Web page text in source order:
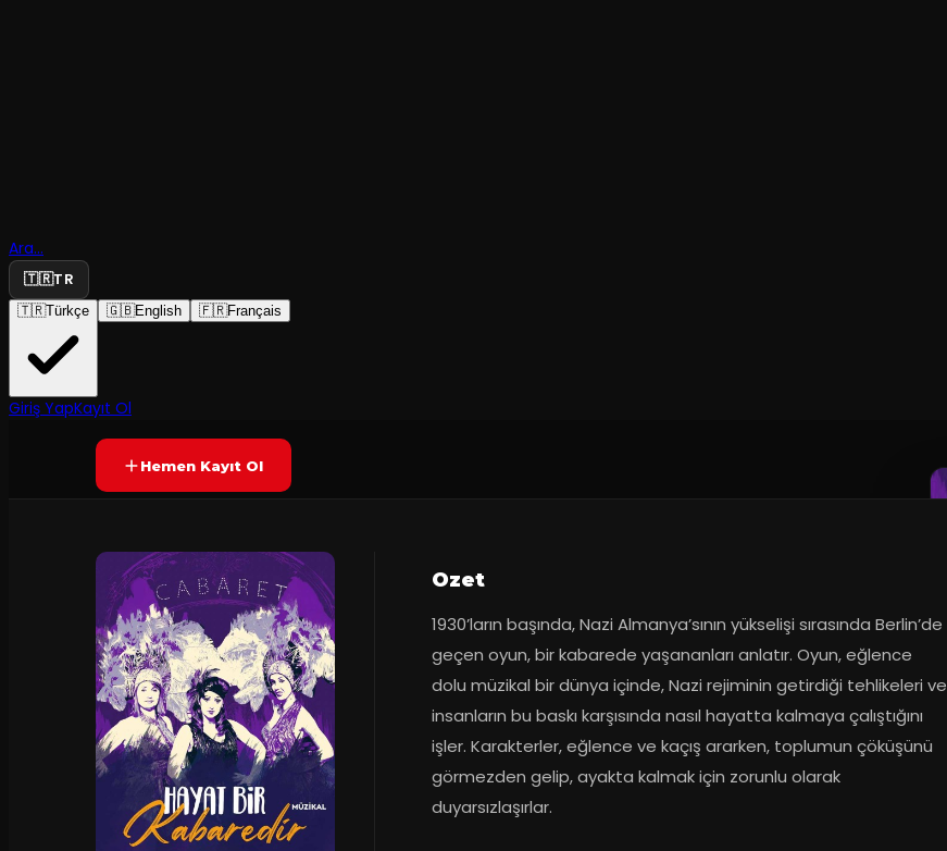
Ara...
🇹🇷TR
🇹🇷Türkçe 🇬🇧English 🇫🇷Français
Giriş YapKayıt Ol
Kabaredir
YAKINDA
Hemen Kayıt Ol
Ozet
1930’ların başında, Nazi Almanya’sının yükselişi sırasında Berlin’de
geçen oyun, bir kabarede yaşananları anlatır. Oyun, eğlence
dolu müzikal bir dünya içinde, Nazi rejiminin getirdiği tehlikeleri ve
insanların bu baskı karşısında nasıl hayatta kalmaya çalıştığını
işler. Karakterler, eğlence ve kaçış ararken, toplumun çöküşünü
görmezden gelip, ayakta kalmak için zorunlu olarak
duyarsızlaşırlar.